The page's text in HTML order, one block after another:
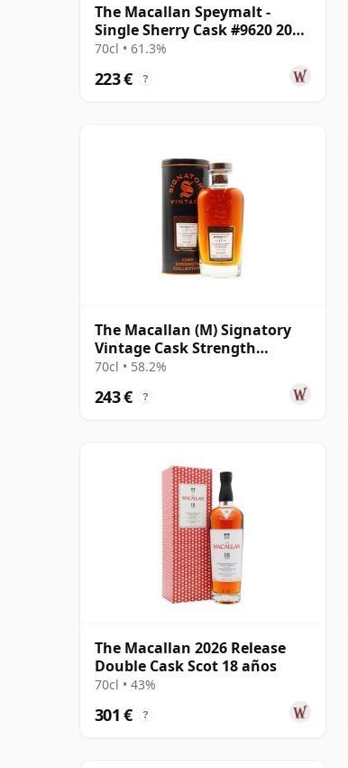
The Macallan Speymalt -
Single Sherry Cask #9620 2006
18 años
70cl • 61.3%
223 € ?
The Macallan (M) Signatory
Vintage Cask Strength
Collection Sin 2005 17 años
70cl • 58.2%
243 € ?
The Macallan 2026 Release
Double Cask Scot 18 años
70cl • 43%
301 € ?